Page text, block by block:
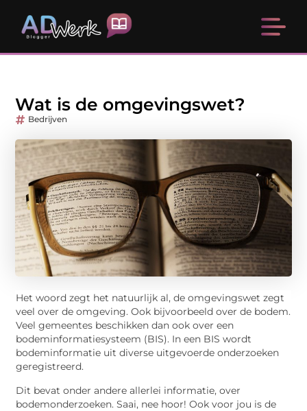
Wat is de omgevingswet?
Bedrijven
Het woord zegt het natuurlijk al, de omgevingswet zegt
veel over de omgeving. Ook bijvoorbeeld over de bodem.
Veel gemeentes beschikken dan ook over een
bodeminformatiesysteem (BIS). In een BIS wordt
bodeminformatie uit diverse uitgevoerde onderzoeken
geregistreerd.
Dit bevat onder andere allerlei informatie, over
bodemonderzoeken. Saai, nee hoor! Ook voor jou is de